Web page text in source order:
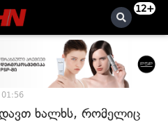
12+
01:56
ხალხს, რომელიც